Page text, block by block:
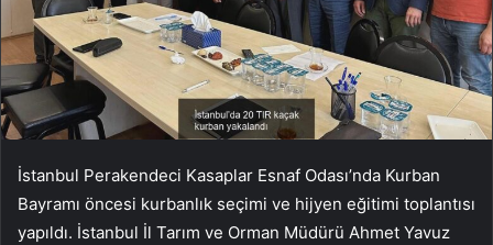
İstanbul Perakendeci Kasaplar Esnaf Odası’nda Kurban
Bayramı öncesi kurbanlık seçimi ve hijyen eğitimi toplantısı
yapıldı. İstanbul İl Tarım ve Orman Müdürü Ahmet Yavuz